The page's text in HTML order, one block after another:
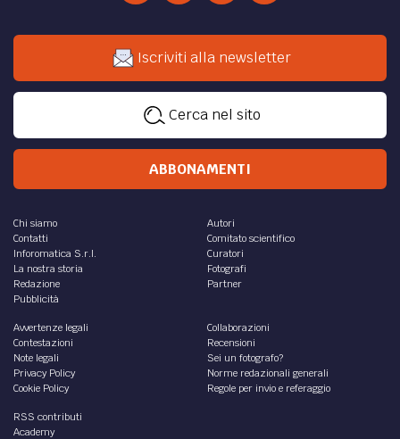
Iscriviti alla newsletter
Cerca nel sito
ABBONAMENTI
Chi siamo
Contatti
Inforomatica S.r.l.
La nostra storia
Redazione
Pubblicità
Autori
Comitato scientifico
Curatori
Fotografi
Partner
Avvertenze legali
Contestazioni
Note legali
Privacy Policy
Cookie Policy
Collaborazioni
Recensioni
Sei un fotografo?
Norme redazionali generali
Regole per invio e referaggio
RSS contributi
Academy